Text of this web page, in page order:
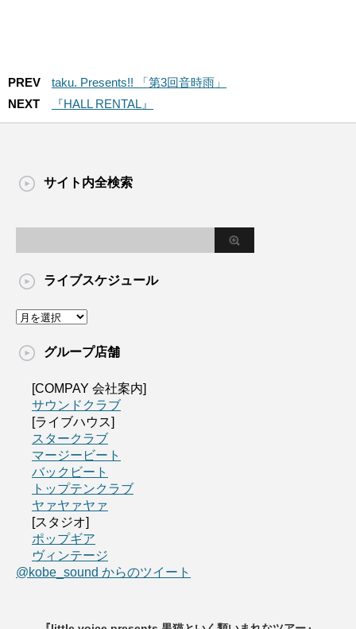
PREV
taku. Presents!! 「第3回音時雨」
NEXT
『HALL RENTAL』
サイト内全検索
ライブスケジュール
グループ店舗
[COMPAY 会社案内]
サウンドクラブ
[ライブハウス]
スタークラブ
マージービート
バックビート
トップテンクラブ
ヤァヤァヤァ
[スタジオ]
ポップギア
ヴィンテージ
@kobe_sound からのツイート